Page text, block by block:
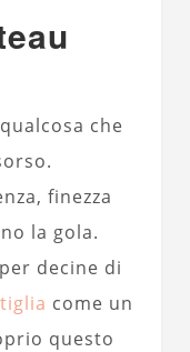
che
finezza
la gola.
decine di
come un
questo